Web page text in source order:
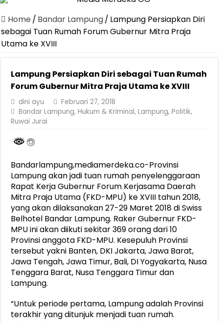
Home / Bandar Lampung/ Lampung Persiapkan Diri
sebagai Tuan Rumah Forum Gubernur Mitra Praja
Utama ke XVIII
Lampung Persiapkan Diri sebagai Tuan Rumah
Forum Gubernur Mitra Praja Utama ke XVIII
dini ayu
Februari 27, 2018
Bandar Lampung,Hukum & Kriminal,Lampung,Politik,
Ruwai Jurai
Bandarlampung,mediamerdeka.co-Provinsi
Lampung akan jadi tuan rumah penyelenggaraan
Rapat Kerja Gubernur Forum Kerjasama Daerah
Mitra Praja Utama (FKD-MPU) ke XVIII tahun 2018,
yang akan dilaksanakan 27-29 Maret 2018 di Swiss
Belhotel Bandar Lampung. Raker Gubernur FKD-
MPU ini akan diikuti sekitar 369 orang dari 10
Provinsi anggota FKD-MPU. Kesepuluh Provinsi
tersebut yakni Banten, DKI Jakarta, Jawa Barat,
Jawa Tengah, Jawa Timur, Bali, DI Yogyakarta, Nusa
Tenggara Barat, Nusa Tenggara Timur dan
Lampung.
“Untuk periode pertama, Lampung adalah Provinsi
terakhir yang ditunjuk menjadi tuan rumah.